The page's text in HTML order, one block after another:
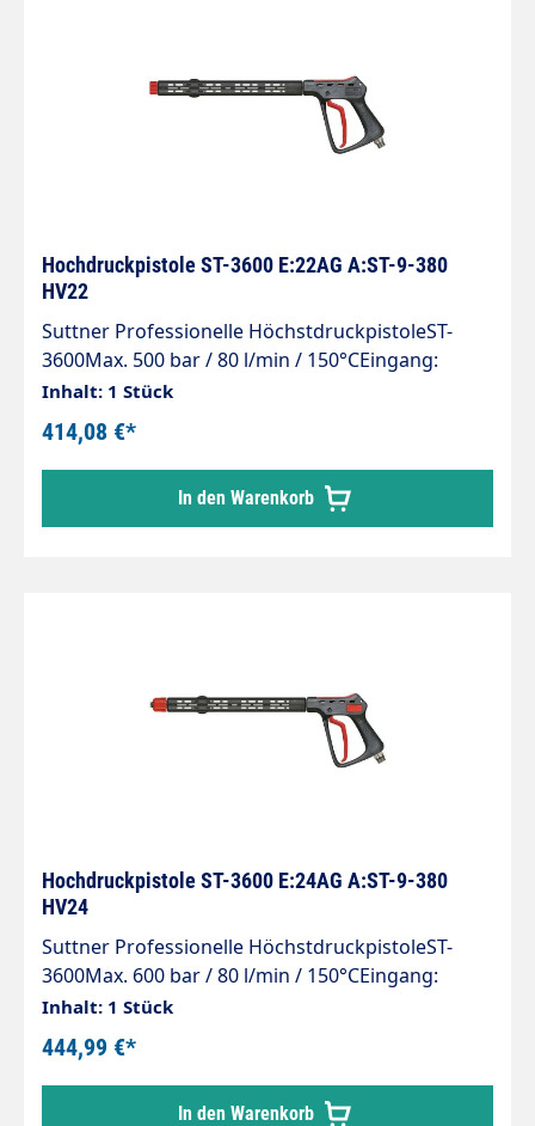
Hochdruckpistole ST-3600 E:22AG A:ST-9-380
HV22
Suttner Professionelle HöchstdruckpistoleST-
3600Max. 500 bar / 80 l/min / 150°CEingang:
M22x1,5 AGAusgang: M22x1,5 IGVerlängerung
ST-9 380 mm mit seitlichem HandgriffMaterial:
Edelstahl
Inhalt: 1 Stück
414,08 €*
In den Warenkorb
Hochdruckpistole ST-3600 E:24AG A:ST-9-380
HV24
Suttner Professionelle HöchstdruckpistoleST-
3600Max. 600 bar / 80 l/min / 150°CEingang:
M24x1,5 AG (ST-740)Ausgang: M24x1,5 IG (ST-
740)Verlängerung 380 mm mit seitlichem Griff ST-
9Material: Edelstahl
Inhalt: 1 Stück
444,99 €*
In den Warenkorb